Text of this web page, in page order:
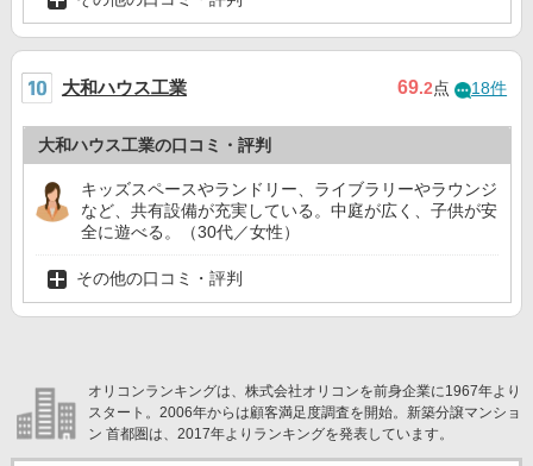
大和ハウス工業 69.2点 18件
大和ハウス工業の口コミ・評判
キッズスペースやランドリー、ライブラリーやラウンジ
など、共有設備が充実している。中庭が広く、子供が安
全に遊べる。（30代／女性）
その他の口コミ・評判
オリコンランキングは、株式会社オリコンを前身企業に1967年より
スタート。2006年からは顧客満足度調査を開始。新築分譲マンショ
ン 首都圏は、2017年よりランキングを発表しています。